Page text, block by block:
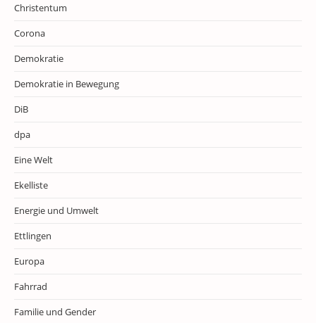
Christentum
Corona
Demokratie
Demokratie in Bewegung
DiB
dpa
Eine Welt
Ekelliste
Energie und Umwelt
Ettlingen
Europa
Fahrrad
Familie und Gender